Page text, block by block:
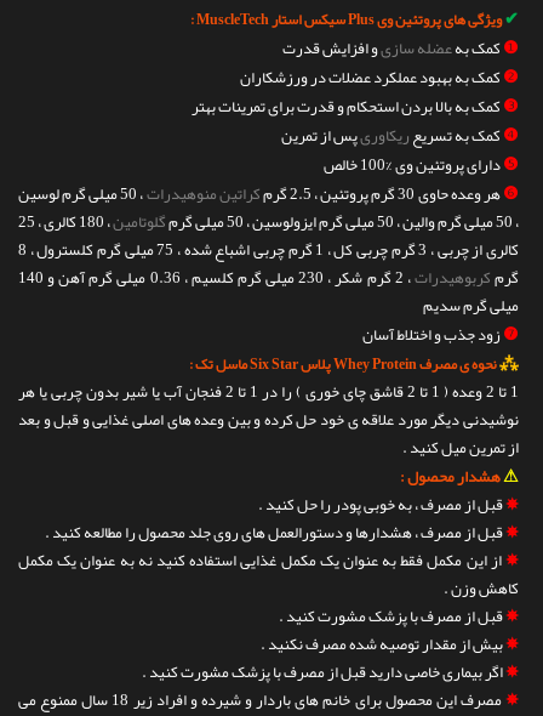
✔ویژگی های پروتئین وی Plus سیکس استار MuscleTech :
❶کمک بهعضله سازیو افزایش قدرت
❷کمک به بهبود عملکرد عضلات در ورزشکاران
❸کمک به بالا بردن استحکام و قدرت برای تمرینات بهتر
❹کمک به تسریعریکاوریپس از تمرین
❺دارای پروتئین وی %100 خالص
❻هر وعده حاوی 30 گرم پروتئین ، 2.5 گرم کراتین منوهیدرات
، 50 میلی گرم لوسین
، 50 میلی گرم والین ، 50 میلی گرم ایزولوسین ، 50 میلی گرم
گلوتامین
، 180 کالری ، 25
کالری از چربی ، 3 گرم چربی کل ، 1 گرم چربی اشباع شده ، 75 میلی گرم کلسترول ، 8
گرمکربوهیدرات
، 2 گرم شکر ، 230 میلی گرم کلسیم ، 0.36 میلی گرم آهن و 140
میلی گرم سدیم
❼زود جذب و اختلاط آسان
⁂نحوه ی مصرف Whey Protein پلاس Six Star ماسل تک :
1 تا 2 وعده ( 1 تا 2 قاشق چای خوری ) را در 1 تا 2 فنجان آب یا شیر بدون چربی یا هر
نوشیدنی دیگر مورد علاقه ی خود حل کرده و بین وعده های اصلی غذایی و قبل و بعد
از تمرین میل کنید .
⚠هشدار محصول :
✵قبل از مصرف ، به خوبی پودر را حل کنید .
✵قبل از مصرف ، هشدارها و دستورالعمل های روی جلد محصول را مطالعه کنید .
✵از این مکمل فقط به عنوان یک مکمل غذایی استفاده کنید نه به عنوان یک مکمل
کاهش وزن .
✵قبل از مصرف با پزشک مشورت کنید .
✵بیش از مقدار توصیه شده مصرف نکنید .
✵اگر بیماری خاصی دارید قبل از مصرف با پزشک مشورت کنید .
✵
مصرف این محصول برای خانم های باردار و شیرده و افراد زیر 18 سال ممنوع می